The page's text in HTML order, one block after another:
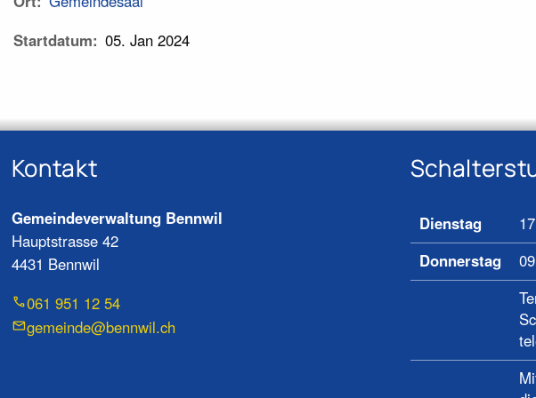
Startdatum
05. Jan 2024
Kontakt
Gemeindeverwaltung Bennwil
Hauptstrasse 42
4431 Bennwil
061 951 12 54
gemeinde@bennwil.ch
Dienstag
Donnerstag